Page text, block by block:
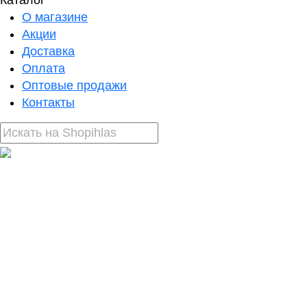
О магазине
Акции
Доставка
Оплата
Оптовые продажи
Контакты